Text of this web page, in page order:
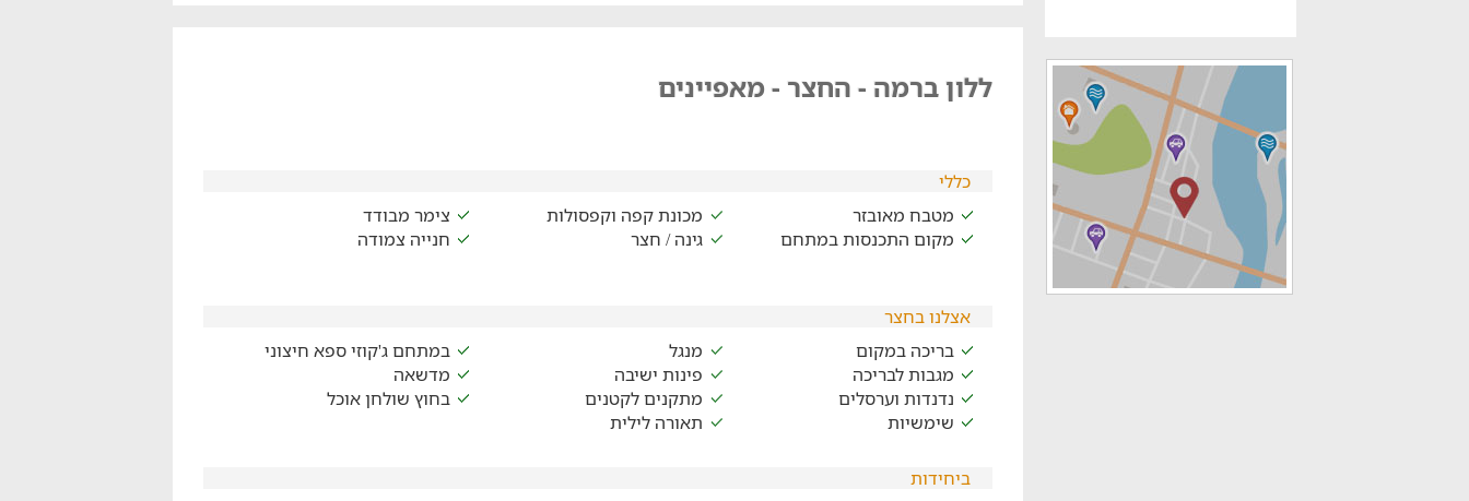
ללון ברמה - החצר - מאפיינים
כללי
מטבח מאובזר
מכונת קפה וקפסולות
צימר מבודד
מקום התכנסות במתחם
גינה / חצר חנייה צמודה
אצלנו בחצר
בריכה במקום
מנגל
במתחם ג'קוזי ספא חיצוני
מגבות לבריכה
פינות ישיבה
מדשאה
נדנדות וערסלים
מתקנים לקטנים
בחוץ שולחן אוכל
שימשיות
תאורה לילית
ביחידות